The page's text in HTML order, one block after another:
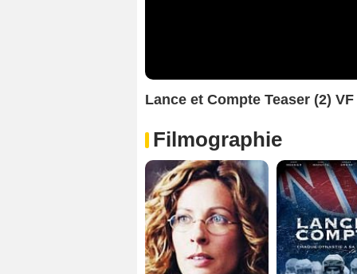
Lance et Compte Teaser (2) VF
Filmographie